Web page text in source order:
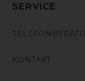
SERVICE
KONTAKT